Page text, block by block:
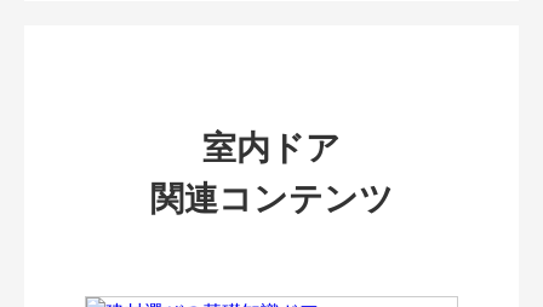
室内ドア
関連コンテンツ